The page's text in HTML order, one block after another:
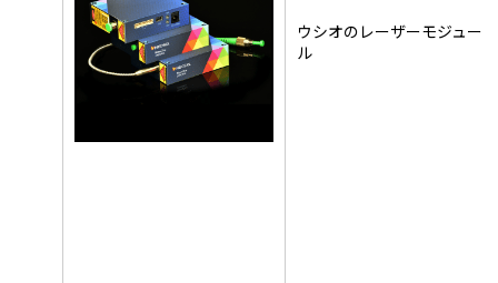
ウシオのレーザーモジュー
ル